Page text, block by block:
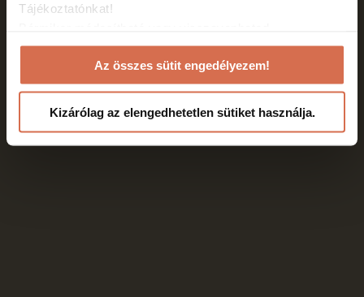
Tájékoztatónkat!
weboldalunkon a Cookie nyilatkozathoz való
hozzájárulásodat a weboldalunk láblécében található
"Cookie Nyilatkozat" linkre kattintva.
Az összes sütit engedélyezem!
Kizárólag az elengedhetetlen sütiket használja.